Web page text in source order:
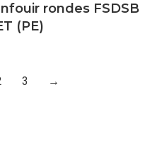
rondes FSDSB
(PE)
3 →